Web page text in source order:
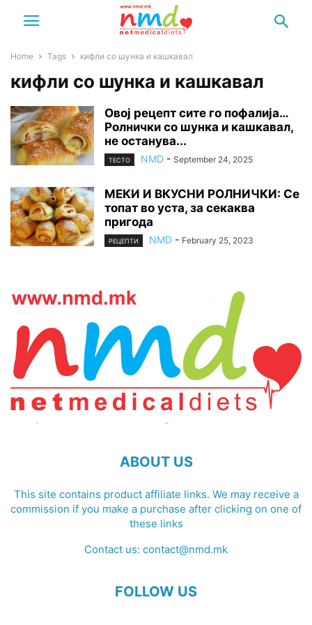
Home Tags кифли со шунка и кашкавал
кифли со шунка и кашкавал
Овој рецепт сите го пофалија…
Ролнички со шунка и кашкавал,
не останува...
ТЕСТО NMD - September 24, 2025
МЕКИ И ВКУСНИ РОЛНИЧКИ: Се
топат во уста, за секаква
пригода
РЕЦЕПТИ NMD - February 25, 2023
ABOUT US
This site contains product affiliate links. We may receive a
commission if you make a purchase after clicking on one of
these links
Contact us: contact@nmd.mk
FOLLOW US